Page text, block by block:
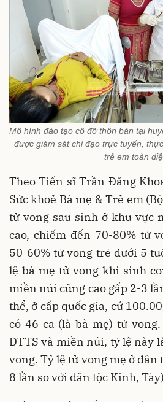
Mô hình đào tạo cô đỡ thôn bản tại
được giám sát chỉ đạo trực tuyến,
trẻ em toàn
Theo Tiến sĩ Trần Đăng
Sức khoẻ Bà mẹ & Trẻ em
tử vong sau sinh ở khu vực
cao, chiếm đến 70-80% tử
50-60% tử vong trẻ dưới 5
lệ bà mẹ tử vong khi sinh
miền núi cũng cao gấp 2-3
thể, ở cấp quốc gia, cứ
có 46 ca (là bà mẹ) tử
DTTS và miền núi, tỷ lệ này
vong. Tỷ lệ tử vong mẹ ở dân
8 lần so với dân tộc Kinh,